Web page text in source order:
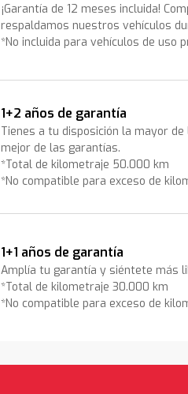
¡Garantía de 12 meses incluida!
respaldamos nuestros vehículos
*No incluida para vehículos de uso
1+2 años de garantía
Tienes a tu disposición la mayor
mejor de las garantías.
*Total de kilometraje 50.000 km
*No compatible para exceso de
1+1 años de garantía
Amplía tu garantía y siéntete más
*Total de kilometraje 30.000 km
*No compatible para exceso de